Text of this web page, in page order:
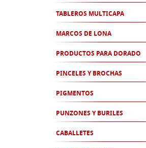
TABLEROS MULTICAPA
MARCOS DE LONA
PRODUCTOS PARA DORADO
PINCELES Y BROCHAS
PIGMENTOS
PUNZONES Y BURILES
CABALLETES